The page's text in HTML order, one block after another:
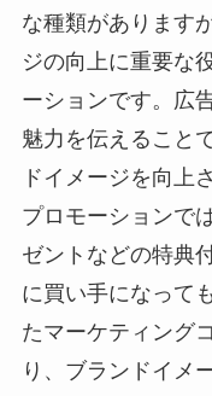
な種類があります
ジの向上に重要な
ーションです。広
魅力を伝えること
ドイメージを向上
プロモーションで
ゼントなどの特典
に買い手になって
たマーケティング
り、ブランドイメ